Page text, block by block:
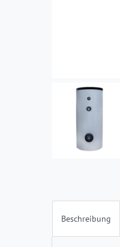
Beschreibung